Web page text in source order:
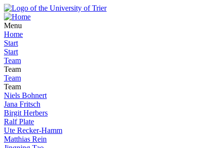
Menu
Home
Start
Start
Team
Team
Team
Team
Niels Bohnert
Jana Fritsch
Birgit Herbers
Ralf Plate
Ute Recker-Hamm
Matthias Rein